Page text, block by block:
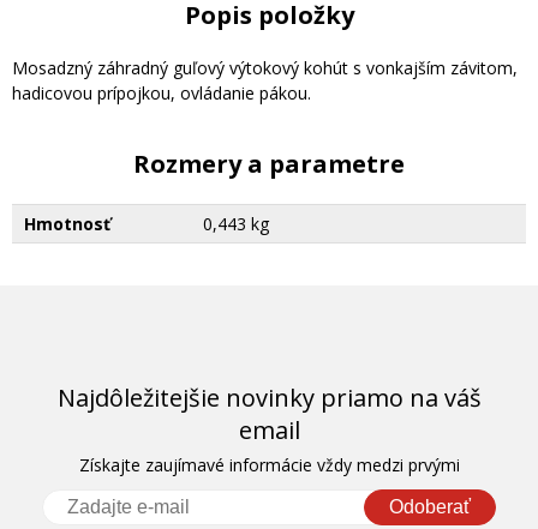
Popis položky
Mosadzný záhradný guľový výtokový kohút s vonkajším závitom,
hadicovou prípojkou, ovládanie pákou.
Rozmery a parametre
Hmotnosť 0,443 kg
Najdôležitejšie novinky priamo na váš
email
Získajte zaujímavé informácie vždy medzi prvými
Odoberať